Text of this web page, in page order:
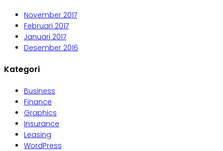
November 2017
Februari 2017
Januari 2017
Desember 2016
Kategori
Business
Finance
Graphics
Insurance
Leasing
WordPress